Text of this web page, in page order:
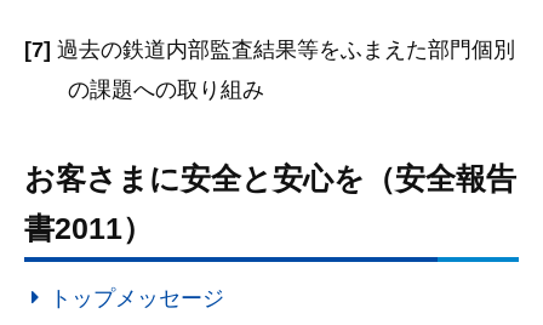
[7] 過去の鉄道内部監査結果等をふまえた部門個別
の課題への取り組み
お客さまに安全と安心を（安全報告
書2011）
トップメッセージ